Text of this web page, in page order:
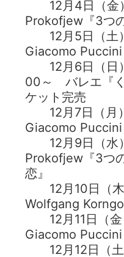
12月4日（金
Prokofjew『3つ
12月5日（土
Giacomo Puccini
12月6日（日
00～ バレエ『
ケット完売
12月7日（月
Giacomo Puccini
12月9日（水
Prokofjew『3つ
恋』
12月10日（
Wolfgang
12月11日（
Giacomo Puccini
12月12日（